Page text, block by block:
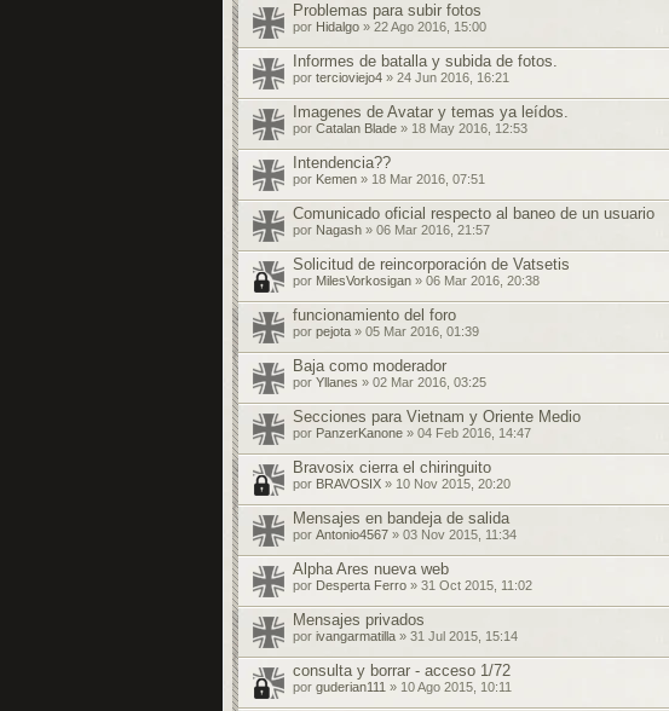
Problemas para subir fotos
por Hidalgo » 22 Ago 2016, 15:00
Informes de batalla y subida de fotos.
por tercioviejo4 » 24 Jun 2016, 16:21
Imagenes de Avatar y temas ya leídos.
por Catalan Blade » 18 May 2016, 12:53
Intendencia??
por Kemen » 18 Mar 2016, 07:51
Comunicado oficial respecto al baneo de un usuario
por Nagash » 06 Mar 2016, 21:57
Solicitud de reincorporación de Vatsetis
por MilesVorkosigan » 06 Mar 2016, 20:38
funcionamiento del foro
por pejota » 05 Mar 2016, 01:39
Baja como moderador
por Yllanes » 02 Mar 2016, 03:25
Secciones para Vietnam y Oriente Medio
por PanzerKanone » 04 Feb 2016, 14:47
Bravosix cierra el chiringuito
por BRAVOSIX » 10 Nov 2015, 20:20
Mensajes en bandeja de salida
por Antonio4567 » 03 Nov 2015, 11:34
Alpha Ares nueva web
por Desperta Ferro » 31 Oct 2015, 11:02
Mensajes privados
por ivangarmatilla » 31 Jul 2015, 15:14
consulta y borrar - acceso 1/72
por guderian111 » 10 Ago 2015, 10:11